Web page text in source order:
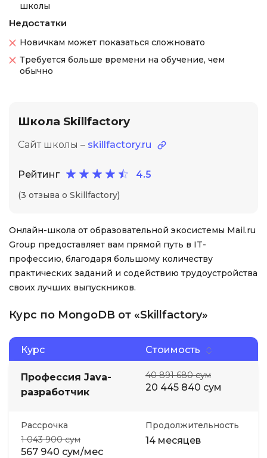
школы
Недостатки
Новичкам может показаться сложновато
Требуется больше времени на обучение, чем
обычно
Школа Skillfactory
Сайт школы – skillfactory.ru
Рейтинг 4.5
(3 отзыва о Skillfactory)
Онлайн-школа от образовательной экосистемы Mail.ru
Group предоставляет вам прямой путь в IT-
профессию, благодаря большому количеству
практических заданий и содействию трудоустройства
своих лучших выпускников.
Курс по MongoDB от «Skillfactory»
Курс Стоимость
Профессия Java-
разработчик
40 891 680 сум
20 445 840 сум
Рассрочка
1 043 900 сум
567 940 сум/мес
Продолжительность
14 месяцев